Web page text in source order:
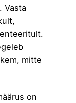
Vasta
mitte
on